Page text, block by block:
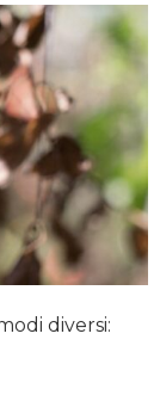
diversi: